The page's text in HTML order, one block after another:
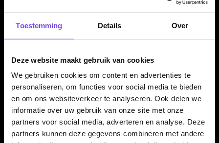
Toestemming Details Over
Deze website maakt gebruik van cookies
We gebruiken cookies om content en advertenties te
personaliseren, om functies voor social media te bieden
en om ons websiteverkeer te analyseren. Ook delen we
informatie over uw gebruik van onze site met onze
partners voor social media, adverteren en analyse. Deze
partners kunnen deze gegevens combineren met andere
verkrijgbaar in 22, 24 en 26 gram. Alle gewichten hebben een
90% Dartpijlen
✓
Officiële Target Star Wars X-Wing dartpijlen
Wars
✓ Steeltip dartpijlen met Swiss Point systeem